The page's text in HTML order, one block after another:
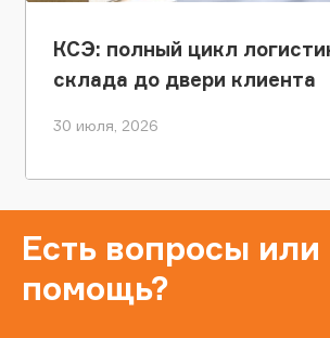
КСЭ: полный цикл
склада до двери клиента
30 июля, 2026
Есть вопросы
помощь?